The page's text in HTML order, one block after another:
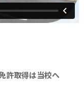
許取得は当校へ